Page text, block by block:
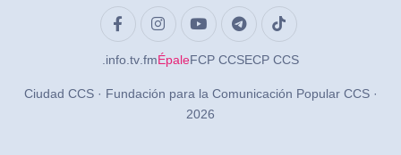
.info .tv .fmÉpaleFCP CCSECP CCS
Ciudad CCS · Fundación para la Comunicación Popular CCS ·
2026